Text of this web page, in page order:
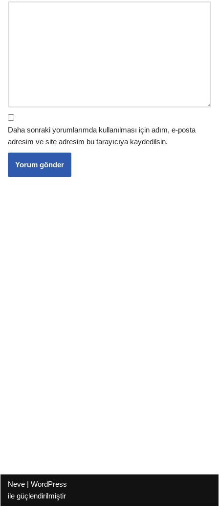
Daha sonraki yorumlarımda kullanılması için adım, e-posta
adresim ve site adresim bu tarayıcıya kaydedilsin.
Neve | WordPress
ile güçlendirilmiştir